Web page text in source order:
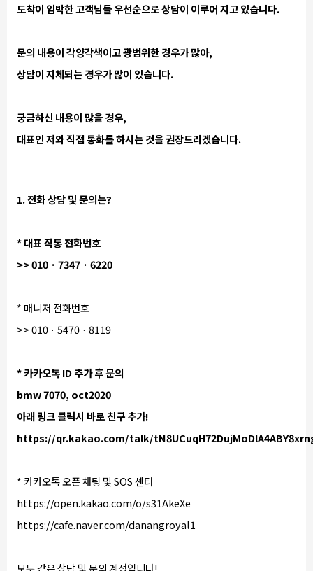
도착이 임박한 고객님들 우선순으로 상담이 이루어 지고 있습니다.
문의 내용이 각양각색이고 광범위한 경우가 많아,
상담이 지체되는 경우가 많이 있습니다.
궁금하신 내용이 많을 경우,
대표인 저와 직접 통화를 하시는 것을 권장드리겠습니다.
1. 전화 상담 및 문의는?
* 대표 직통 전화번호
>> 010 · 7347 · 6220
* 매니저 전화번호
>> 010 · 5470 · 8119
* 카카오톡 ID 추가 후 문의
bmw 7070, oct2020
아래 링크 클릭시 바로 친구 추가!
https://qr.kakao.com/talk/
* 카카오톡 오픈 채팅 및 SOS 센터
https://open.kakao.com/o/s31AkeXe
https://cafe.naver.com/danangroyal1
모두 같은 상담 및 문의 계정입니다!